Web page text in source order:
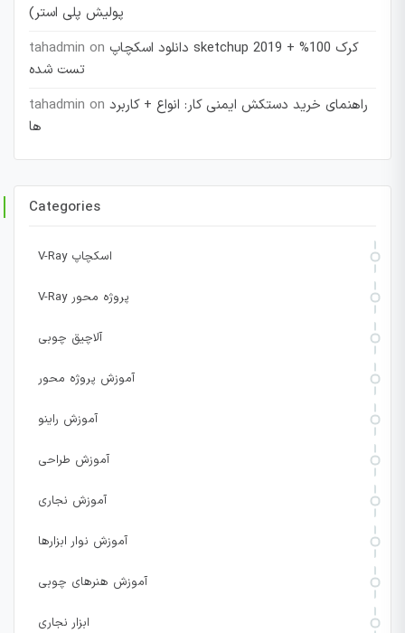
پولیش پلی استر)
tahadmin on دانلود اسکچاپ sketchup 2019 + کرک 100%
تست شده
tahadmin on راهنمای خرید دستکش ایمنی کار: انواع + کاربرد
ها
Categories
V-Ray اسکچاپ
V-Ray پروژه محور
آلاچیق چوبی
آموزش پروژه محور
آموزش راینو
آموزش طراحی
آموزش نجاری
آموزش نوار ابزارها
آموزش هنرهای چوبی
ابزار نجاری